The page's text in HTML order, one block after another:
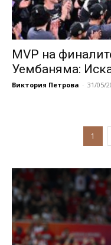
MVP на
Уембаняма:
Виктория Петрова - 31/05/
1